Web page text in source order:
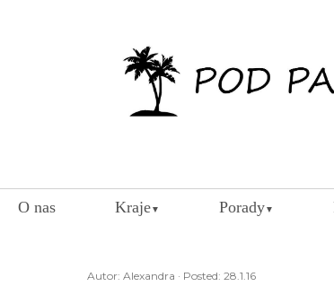
O nas Kraje▼ Porady▼
Autor: Alexandra Posted: 28.1.16